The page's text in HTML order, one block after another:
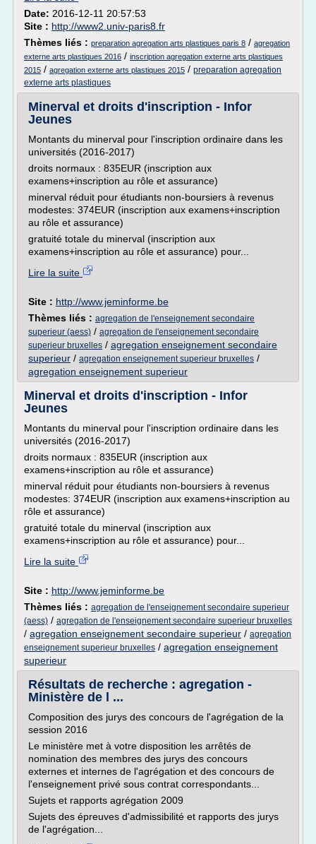
Date: 2016-12-11 20:57:53
Site : http://www2.univ-paris8.fr
Thèmes liés : preparation agregation arts plastiques paris 8 / agregation
externe arts plastiques 2016 / inscription agregation externe arts plastiques
2015 / agregation externe arts plastiques 2015 / preparation agregation
externe arts plastiques
Minerval et droits d'inscription - Infor
Jeunes
Montants du minerval pour l'inscription ordinaire dans les
universités (2016-2017)
droits normaux : 835EUR (inscription aux
examens+inscription au rôle et assurance)
minerval réduit pour étudiants non-boursiers à revenus
modestes: 374EUR (inscription aux examens+inscription
au rôle et assurance)
gratuité totale du minerval (inscription aux
examens+inscription au rôle et assurance) pour...
Lire la suite
Site : http://www.jeminforme.be
Thèmes liés : agregation de l'enseignement secondaire
superieur (aess) / agregation de l'enseignement secondaire
superieur bruxelles / agregation enseignement secondaire
superieur / agregation enseignement superieur bruxelles /
agregation enseignement superieur
Minerval et droits d'inscription - Infor
Jeunes
Montants du minerval pour l'inscription ordinaire dans les
universités (2016-2017)
droits normaux : 835EUR (inscription aux
examens+inscription au rôle et assurance)
minerval réduit pour étudiants non-boursiers à revenus
modestes: 374EUR (inscription aux examens+inscription au
rôle et assurance)
gratuité totale du minerval (inscription aux
examens+inscription au rôle et assurance) pour...
Lire la suite
Site : http://www.jeminforme.be
Thèmes liés : agregation de l'enseignement secondaire superieur
(aess) / agregation de l'enseignement secondaire superieur bruxelles
/ agregation enseignement secondaire superieur / agregation
enseignement superieur bruxelles / agregation enseignement
superieur
Résultats de recherche : agregation -
Ministère de l ...
Composition des jurys des concours de l'agrégation de la
session 2016
Le ministère met à votre disposition les arrêtés de
nomination des membres des jurys des concours
externes et internes de l'agrégation et des concours de
l'enseignement privé sous contrat correspondants...
Sujets et rapports agrégation 2009
Sujets des épreuves d'admissibilité et rapports des jurys
de l'agrégation...